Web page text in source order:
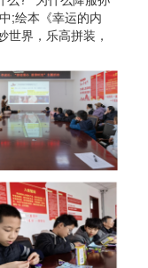
;绘本《幸运的内
世界，乐高拼装，